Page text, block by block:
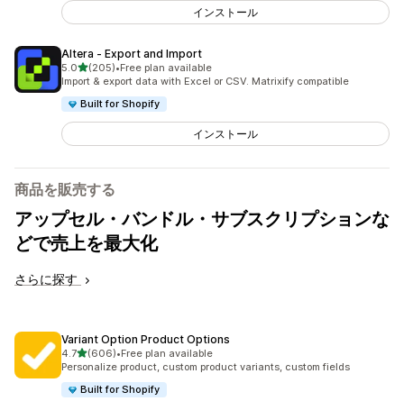
インストール
Altera ‑ Export and Import
5.05つ星中
(205)
合計レビュー数：205件
•Free plan available
Import & export data with Excel or CSV. Matrixify compatible
Built for Shopify
インストール
商品を販売する
アップセル・バンドル・サブスクリプションな
どで売上を最大化
さらに探す
Variant Option Product Options
4.75つ星中
(606)
合計レビュー数：606件
•Free plan available
Personalize product, custom product variants, custom fields
Built for Shopify